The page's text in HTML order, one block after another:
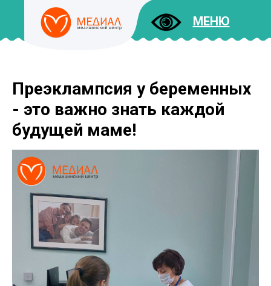
МЕНЮ
ДОКУМЕНТЫ
Преэклампсия у беременных
- это важно знать каждой
будущей маме!